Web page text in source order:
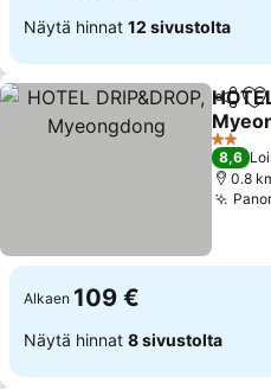
Näytä hinnat 12 sivustolta
Jaa
Katso
2
8,6
0.8
Alkaen 109 €
Näytä hinnat 8 sivustolta